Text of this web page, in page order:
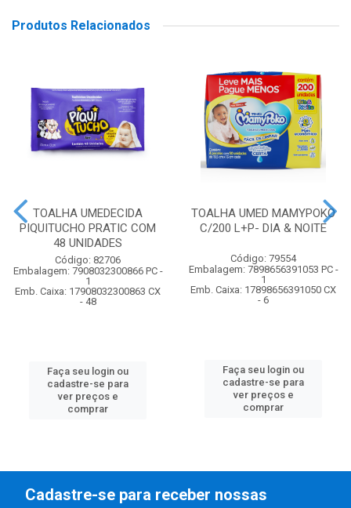
Produtos Relacionados
TOALHA UMEDECIDA
PIQUITUCHO PRATIC COM
48 UNIDADES
Código: 82706
Embalagem: 7908032300866 PC -
1
Emb. Caixa: 17908032300863 CX
- 48
Faça seu login ou
cadastre-se para
ver preços e
comprar
TOALHA UMED MAMYPOKO
C/200 L+P- DIA & NOITE
Código: 79554
Embalagem: 7898656391053 PC -
1
Emb. Caixa: 17898656391050 CX
- 6
Faça seu login ou
cadastre-se para
ver preços e
comprar
Cadastre-se para receber nossas